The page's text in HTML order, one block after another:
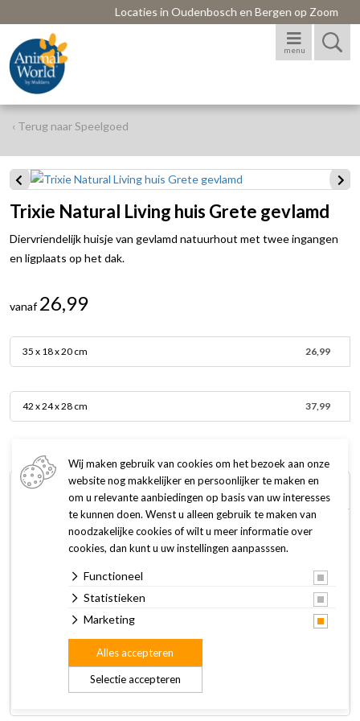
Locaties in Oudenbosch en Bergen op Zoom
menu
‹ Terug naar Speelgoed
Trixie Natural Living huis Grete gevlamd
Diervriendelijk huisje van gevlamd natuurhout met twee ingangen
en ligplaats op het dak.
vanaf 26,99
35 x 18 x 20 cm 26,99
42 x 24 x 28 cm 37,99
Omschrijving Specificaties
Het Trixie Natural Living huisje Grete is een veilige
schuilplaats gemaakt van gevlamd natuurhout waar jouw
knaagdier in kan uitrusten en verstoppen. Een
diervriendelijke huisvesting dankzij de twee in- en uitgangen
met extra ligplaats op het dak.
35 x 18 x 20 cm is geschikt voor chincilla's en cavia's
45 x 24 x 28 cm is geschikt voor cavia's en konijnen
Wij maken gebruik van cookies om het bezoek aan onze
website nog makkelijker en persoonlijker te maken en
om u relevante aanbiedingen op basis van uw interesses
te kunnen doen. Wenst u alleen gebruik te maken van
noodzakelijke cookies of wilt u meer informatie over
cookies, dan kunt u uw instellingen aanpasssen.
Functioneel
Statistieken
Marketing
Selectie accepteren
Alles accepteren